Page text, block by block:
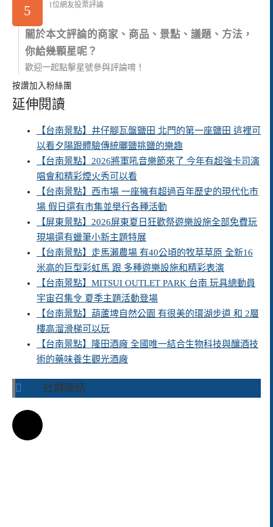
5 1位網友投票評論
關於本文評論的商家、商品、景點、議題、方法，
你給幾顆星呢？
歡迎一起點擊星號參與評論唷！
按讚加入粉絲團
延伸閱讀
【台南景點】井仔腳瓦盤鹽田 北門的第一座鹽田 這裡可
以看夕陽跟體驗傳統曬鹽挑鹽的樂趣
【台南景點】2026將軍吼音樂節來了 今年有超強卡司演
唱會和精彩煙火秀可以看
【台南景點】西市場 一座擁有超過百年歷史的現代化市
場 假日還有市集並舉行各種活動
【屏東景點】2026屏東夏日狂歡祭遊樂設施全部免費玩
現場還有蠟筆小新主題特展
【台南景點】走馬瀨農場 有40公頃的牧草草原 全新16
米高的巨型彩虹馬 跟 多種遊樂設施和精彩表演
【台南景點】MITSUI OUTLET PARK 台南 玩具總動員
宇宙召集令 夏季主題活動登場
【台南景點】葫蘆埤自然公園 有很美的環湖步道 和 2層
樓高溜滑梯可以玩
【台南景點】隆田酒廠 全國唯一結合生物科技與釀酒技
術的藥味養生觀光酒廠
社群連結